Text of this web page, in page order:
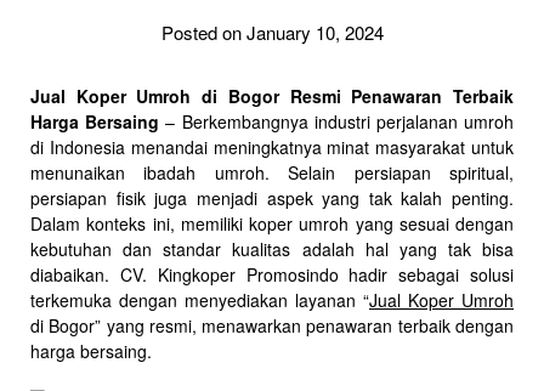
Posted on January 10, 2024
Jual Koper Umroh di Bogor Resmi Penawaran Terbaik
Harga Bersaing – Berkembangnya industri perjalanan umroh
di Indonesia menandai meningkatnya minat masyarakat untuk
menunaikan ibadah umroh. Selain persiapan spiritual,
persiapan fisik juga menjadi aspek yang tak kalah penting.
Dalam konteks ini, memiliki koper umroh yang sesuai dengan
kebutuhan dan standar kualitas adalah hal yang tak bisa
diabaikan. CV. Kingkoper Promosindo hadir sebagai solusi
terkemuka dengan menyediakan layanan “Jual Koper Umroh
di Bogor” yang resmi, menawarkan penawaran terbaik dengan
harga bersaing.